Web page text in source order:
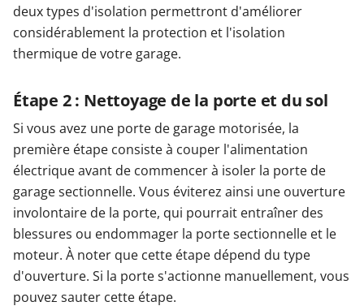
deux types d'isolation permettront d'améliorer
considérablement la protection et l'isolation
thermique de votre garage.
Étape 2 : Nettoyage de la porte et du sol
Si vous avez une porte de garage motorisée, la
première étape consiste à couper l'alimentation
électrique avant de commencer à isoler la porte de
garage sectionnelle. Vous éviterez ainsi une ouverture
involontaire de la porte, qui pourrait entraîner des
blessures ou endommager la porte sectionnelle et le
moteur. À noter que cette étape dépend du type
d'ouverture. Si la porte s'actionne manuellement, vous
pouvez sauter cette étape.